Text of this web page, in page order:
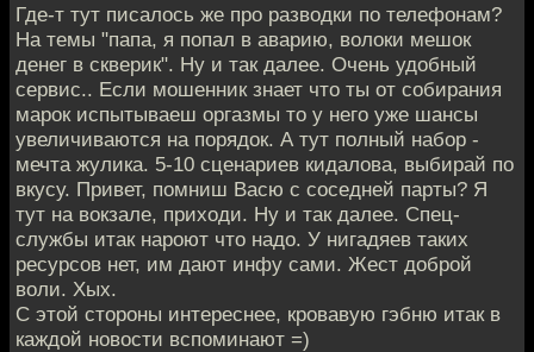
Где-т тут писалось же про разводки по телефонам?
На темы "папа, я попал в аварию, волоки мешок
денег в скверик". Ну и так далее. Очень удобный
сервис.. Если мошенник знает что ты от собирания
марок испытываеш оргазмы то у него уже шансы
увеличиваются на порядок. А тут полный набор -
мечта жулика. 5-10 сценариев кидалова, выбирай по
вкусу. Привет, помниш Васю с соседней парты? Я
тут на вокзале, приходи. Ну и так далее. Спец-
службы итак нароют что надо. У нигадяев таких
ресурсов нет, им дают инфу сами. Жест доброй
воли. Хых.
С этой стороны интереснее, кровавую гэбню итак в
каждой новости вспоминают =)